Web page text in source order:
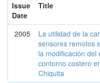
Issue
Date
Title
2005
La utilidad de la
sensores remotos
la modificación del
contorno costero
Chiquita